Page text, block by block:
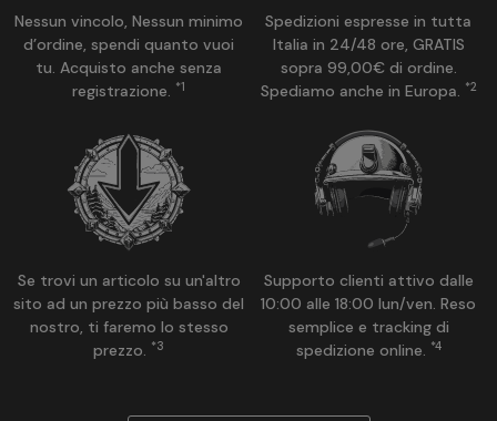
Nessun vincolo, Nessun minimo
d’ordine, spendi quanto vuoi
tu. Acquisto anche senza
registrazione. *1
Spedizioni espresse in tutta
Italia in 24/48 ore, GRATIS
sopra 99,00€ di ordine.
Spediamo anche in Europa. *2
Se trovi un articolo su un'altro
sito ad un prezzo più basso del
nostro, ti faremo lo stesso
prezzo. *3
Supporto clienti attivo dalle
10:00 alle 18:00 lun/ven. Reso
semplice e tracking di
spedizione online. *4